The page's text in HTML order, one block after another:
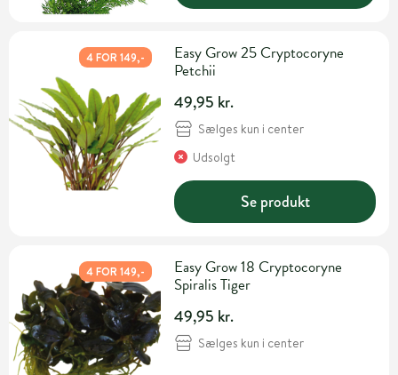
4 FOR 149,-
Easy Grow 25 Cryptocoryne
Petchii
49,95 kr.
Sælges kun i center
Udsolgt
Se produkt
4 FOR 149,-
Easy Grow 18 Cryptocoryne
Spiralis Tiger
49,95 kr.
Sælges kun i center